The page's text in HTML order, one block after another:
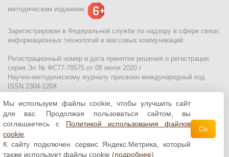
методическим изданием.
Зарегистрирован в Федеральной службе по надзору в сфере связи,
информационных технологий и массовых коммуникаций.
Регистрационный номер и дата принятия решения о регистрации:
серия Эл № ФС77-78575 от 08 июля 2020 г
Научно-методическому журналу присвоен международный код
ISSN 2304-120X
МЦИТО|Школьные олимпиады и онлайн конкурсы для детей
Политика использования файлов cookie| Политика обработки и
защиты персональных данных
Все материалы доступны полицензии Creative
Commons С указанием авторства 4.0 Всемирная
Мы используем файлы cookie, чтобы улучшить сайт
для вас. Продолжая пользоваться сайтом, вы
соглашаетесь с Политикой использования файлов
cookie
К сайту подключен сервис Яндекс.Метрика, который
также использует файлы cookie (подробнее)
Ок